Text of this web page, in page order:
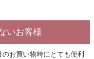
いお客様
お買い物時にとても便利